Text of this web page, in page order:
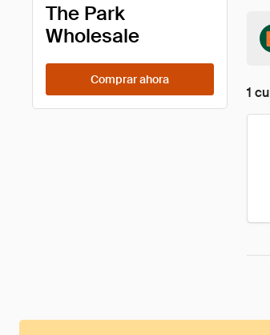
The Park
Wholesale
Comprar ahora
1